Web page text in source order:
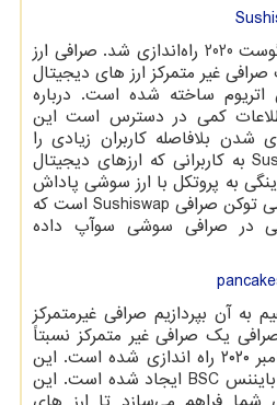
صرافی سوشی سواپ در آگوست 2020 راه‌اندازی شد. صرافی ارز
غیر متمرکز ارز های دیجیتال
ساخته شده است. درباره
اطلاعات کمی در دسترس است این
شدن بلافاصله کاربران زیادی را
به کاربرانی که ارزهای دیجیتال
به پروتکل با ارز سوشی پاداش
توکن صرافی Sushiswap است که
در صرافی سوشی سوآپ داده
آن بپردازیم صرافی غیرمتمرکز
یک صرافی غیر متمرکز نسبتاً
جدید است که در ۲۰ سپتامبر ۲۰۲۰ راه اندازی شده است. این
BSCایجاد شده است. این